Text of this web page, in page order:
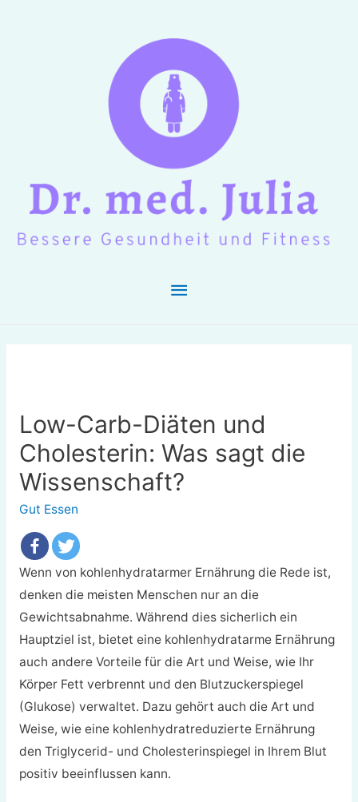
Hauptmenü
Low-Carb-Diäten und
Cholesterin: Was sagt die
Wissenschaft?
Gut Essen
Wenn von kohlenhydratarmer Ernährung die Rede ist,
denken die meisten Menschen nur an die
Gewichtsabnahme. Während dies sicherlich ein
Hauptziel ist, bietet eine kohlenhydratarme Ernährung
auch andere Vorteile für die Art und Weise, wie Ihr
Körper Fett verbrennt und den Blutzuckerspiegel
(Glukose) verwaltet. Dazu gehört auch die Art und
Weise, wie eine kohlenhydratreduzierte Ernährung
den Triglycerid- und Cholesterinspiegel in Ihrem Blut
positiv beeinflussen kann.